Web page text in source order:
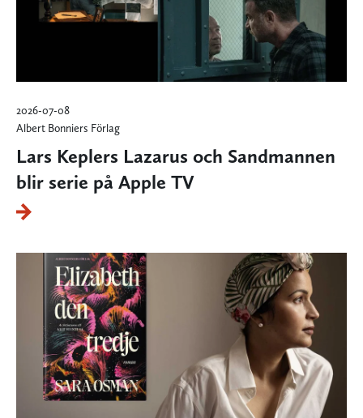
2026-07-08
Albert Bonniers Förlag
Lars Keplers Lazarus och Sandmannen
blir serie på Apple TV